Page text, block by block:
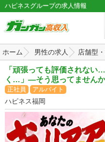
ハピネスグループの求人情報
ホーム 男性の求人 店舗型
「頑張っても評価されな
く…」―そう思ってません
正社員 アルバイト
ハピネス福岡